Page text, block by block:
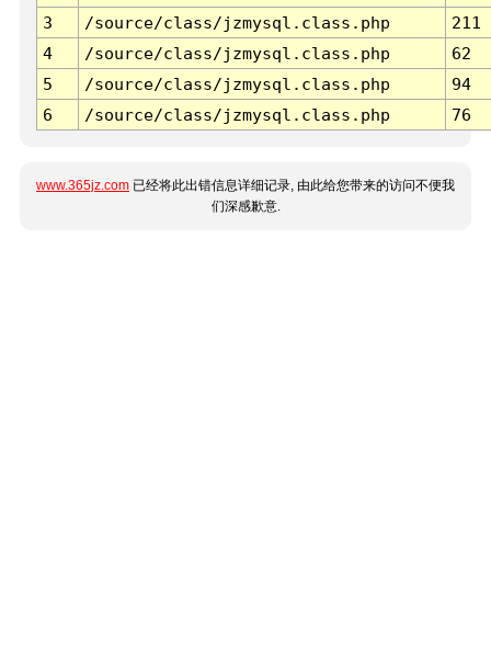
3 /source/class/jzmysql.class.php
211
4
/source/class/jzmysql.class.php
62
5
/source/class/jzmysql.class.php
94
6
/source/class/jzmysql.class.php 76
www.365jz.com 已经将此出错信息详细记录, 由此给您带来的访问不便我
们深感歉意.